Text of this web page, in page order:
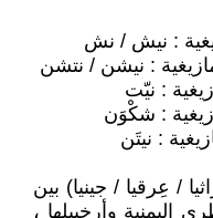
: نيش / نش
: نيشن / نتشن
: نيّت
: شكْوَن
: نيتَن
/ عِرقيا / جينيا) بين
اليمنية وأرخبيلها ،